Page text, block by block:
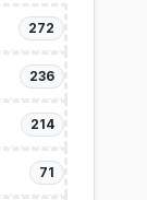
272
236
214
71